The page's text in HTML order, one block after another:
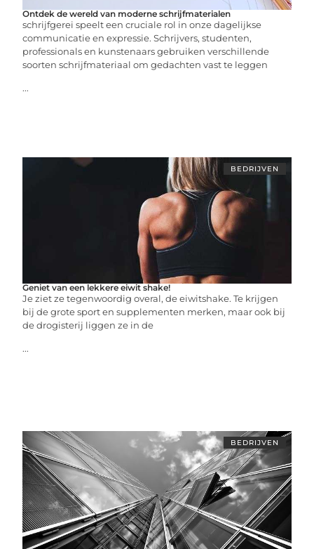
Ontdek de wereld van moderne schrijfmaterialen
schrijfgerei speelt een cruciale rol in onze dagelijkse
communicatie en expressie. Schrijvers, studenten,
professionals en kunstenaars gebruiken verschillende
soorten schrijfmateriaal om gedachten vast te leggen
...
BEDRIJVEN
Geniet van een lekkere eiwit shake!
Je ziet ze tegenwoordig overal, de eiwitshake. Te krijgen
bij de grote sport en supplementen merken, maar ook bij
de drogisterij liggen ze in de
...
BEDRIJVEN